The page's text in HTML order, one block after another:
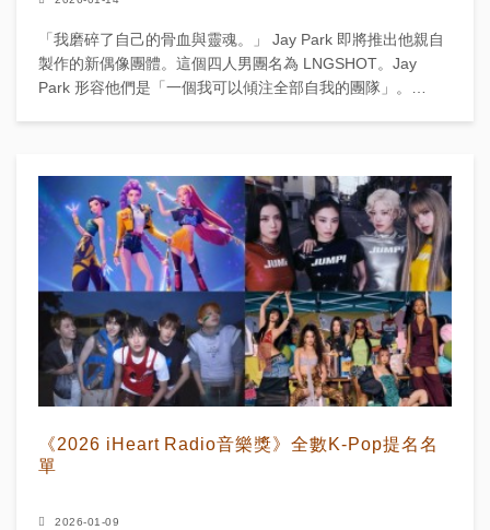
「我磨碎了自己的骨血與靈魂。」 Jay Park 即將推出他親自
製作的新偶像團體。這個四人男團名為 LNGSHOT。Jay
Park 形容他們是「一個我可以傾注全部自我的團隊」。
《2026 iHeart Radio音樂獎》全數K-Pop提名名
單
2026-01-09